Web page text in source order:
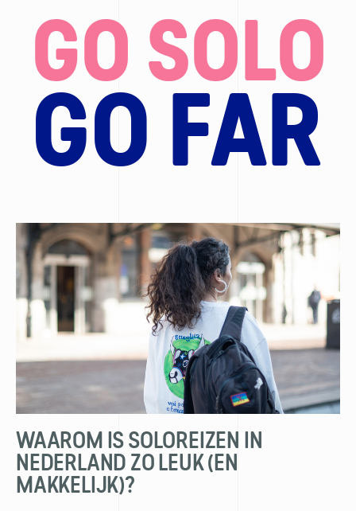
GO SOLO
GO FAR
WAAROM IS SOLOREIZEN IN
NEDERLAND ZO LEUK (EN
MAKKELIJK)?